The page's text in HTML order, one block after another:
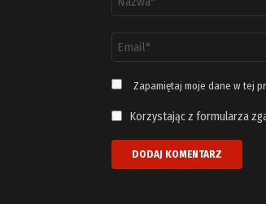
email
*
Zapamiętaj moje dane w tej
Korzystając z formularza